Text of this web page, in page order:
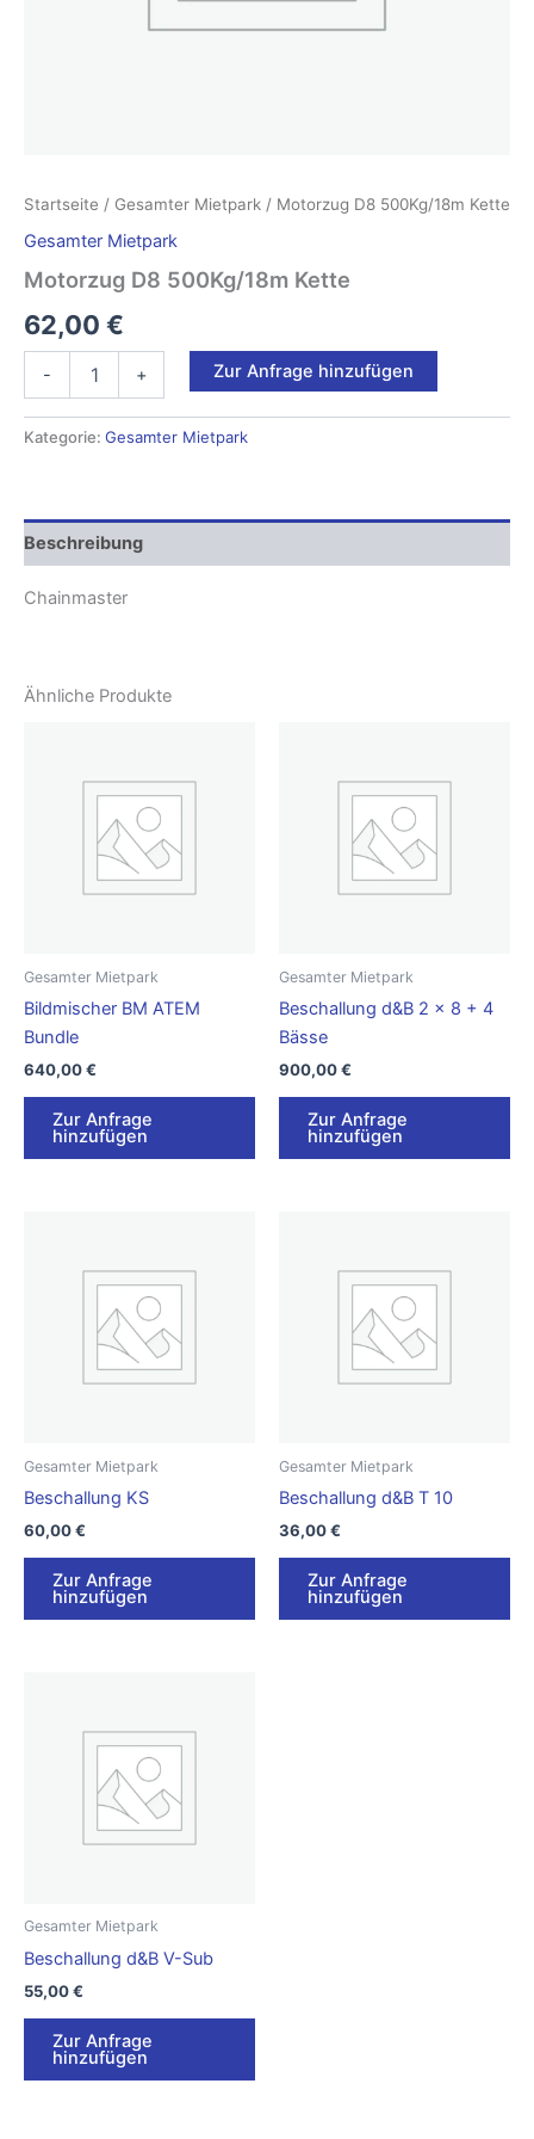
Startseite / Gesamter Mietpark / Motorzug D8 500Kg/18m Kette
Gesamter Mietpark
Motorzug D8 500Kg/18m Kette
62,00 €
-
Kette
+ Zur Anfrage hinzufügen
Kategorie: Gesamter Mietpark
Beschreibung
Chainmaster
Ähnliche Produkte
Gesamter Mietpark
Bildmischer BM ATEM
Bundle
640,00€
Zur Anfrage
hinzufügen
Gesamter Mietpark
Beschallung d&B 2 x 8 + 4
Bässe
900,00€
Zur Anfrage
hinzufügen
Gesamter Mietpark
Beschallung KS
60,00€
Zur Anfrage
hinzufügen
Gesamter Mietpark
Beschallung d&B T 10
36,00€
Zur Anfrage
hinzufügen
Gesamter Mietpark
Beschallung d&B V-Sub
55,00€
Zur Anfrage
hinzufügen